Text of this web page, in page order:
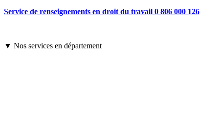
Service de renseignements en droit du travail 0 806 000 126
▼ Nos services en département